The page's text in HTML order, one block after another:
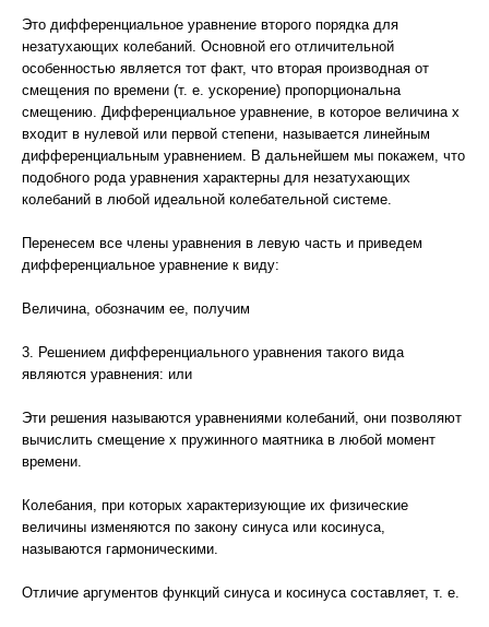
Это дифференциальное уравнение второго порядка для
незатухающих колебаний. Основной его отличительной
особенностью является тот факт, что вторая производная от
смещения по времени (т. е. ускорение) пропорциональна
смещению. Дифференциальное уравнение, в которое величина х
входит в нулевой или первой степени, называется линейным
дифференциальным уравнением. В дальнейшем мы покажем, что
подобного рода уравнения характерны для незатухающих
колебаний в любой идеальной колебательной системе.
Перенесем все члены уравнения в левую часть и приведем
дифференциальное уравнение к виду:
Величина, обозначим ее, получим
3. Решением дифференциального уравнения такого вида
являются уравнения: или
Эти решения называются уравнениями колебаний, они позволяют
вычислить смещение х пружинного маятника в любой момент
времени.
Колебания, при которых характеризующие их физические
величины изменяются по закону синуса или косинуса,
называются гармоническими.
Отличие аргументов функций синуса и косинуса составляет, т. е.